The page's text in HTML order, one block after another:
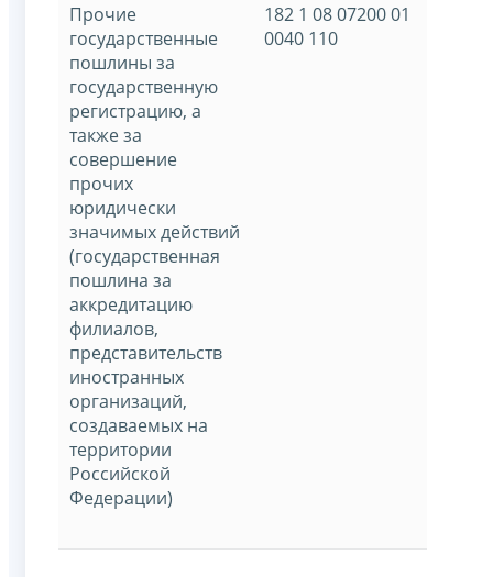
Прочие
государственные
пошлины за
государственную
регистрацию, а
также за
совершение
прочих
юридически
значимых действий
(государственная
пошлина за
аккредитацию
филиалов,
представительств
иностранных
организаций,
создаваемых на
территории
Российской
Федерации)
182 1 08 07200 01
0040 110